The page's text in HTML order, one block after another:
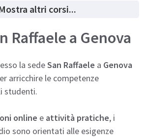
altri corsi...
Raffaele a Genova
la sedeSan Raffaele a Genova
arricchire le competenze
studenti.
online e attività pratiche, i
sono orientati alle esigenze